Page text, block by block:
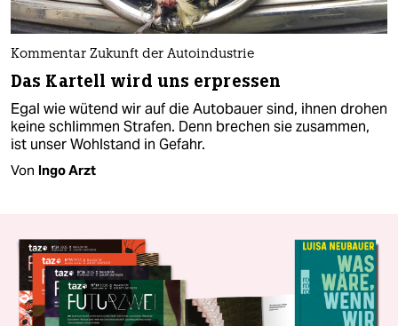
Kommentar Zukunft der Autoindustrie
Das Kartell wird uns erpressen
Egal wie wütend wir auf die Autobauer sind, ihnen drohen
keine schlimmen Strafen. Denn brechen sie zusammen,
ist unser Wohlstand in Gefahr.
Von Ingo Arzt